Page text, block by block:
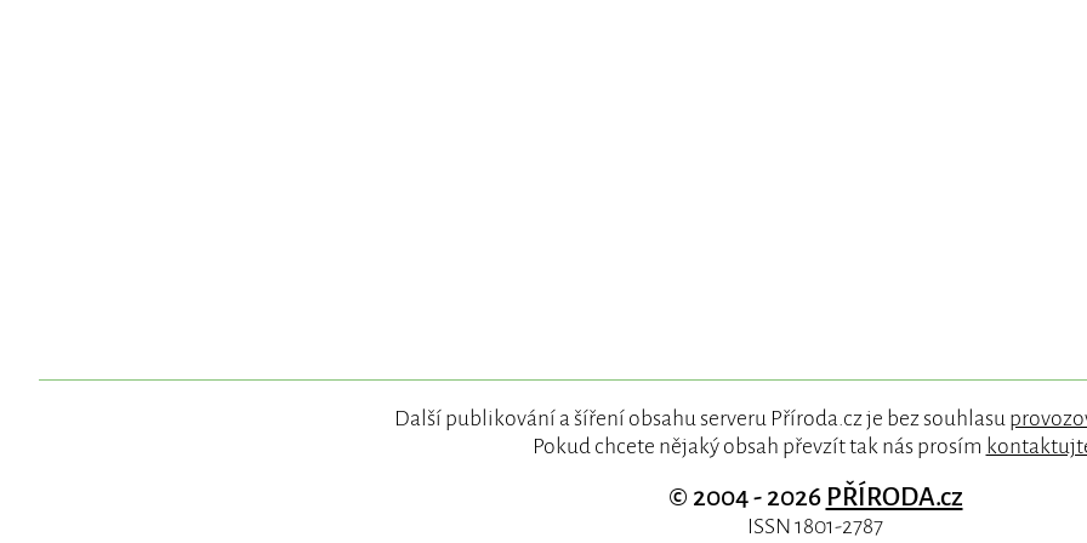
Další publikování a šíření obsahu serveru Příroda.cz je bez souhlasu
Pokud chcete nějaký obsah převzít tak nás prosím
© 2004 - 2026 PŘÍRODA.cz
ISSN 1801-2787